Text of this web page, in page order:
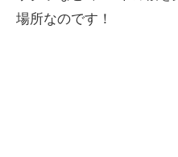
場所なのです！